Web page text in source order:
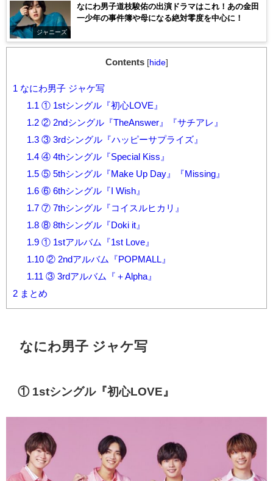
ジャニーズ
なにわ男子道枝駿佑の出演ドラマはこれ！あの金田
一少年の事件簿や母になる絶対零度を中心に！
Contents [hide]
1 なにわ男子 ジャケ写
1.1 ① 1stシングル『初心LOVE』
1.2② 2ndシングル『TheAnswer』『サチアレ』
1.3③ 3rdシングル『ハッピーサプライズ』
1.4④ 4thシングル『Special Kiss』
1.5⑤ 5thシングル『Make Up Day』『Missing』
1.6⑥ 6thシングル『I Wish』
1.7⑦ 7thシングル『コイスルヒカリ』
1.8⑧ 8thシングル『Doki it』
1.9① 1stアルバム『1st Love』
1.10② 2ndアルバム『POPMALL』
1.11 ③ 3rdアルバム『＋Alpha』
2 まとめ
なにわ男子 ジャケ写
① 1stシングル『初心LOVE』